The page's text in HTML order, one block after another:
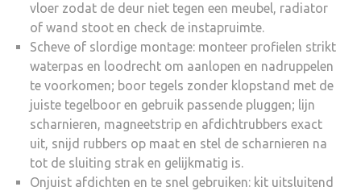
vloer zodat de deur niet tegen een meubel, radiator
of wand stoot en check de instapruimte.
Scheve of slordige montage: monteer profielen strikt
waterpas en loodrecht om aanlopen en nadruppelen
te voorkomen; boor tegels zonder klopstand met de
juiste tegelboor en gebruik passende pluggen; lijn
scharnieren, magneetstrip en afdichtrubbers exact
uit, snijd rubbers op maat en stel de scharnieren na
tot de sluiting strak en gelijkmatig is.
Onjuist afdichten en te snel gebruiken: kit uitsluitend